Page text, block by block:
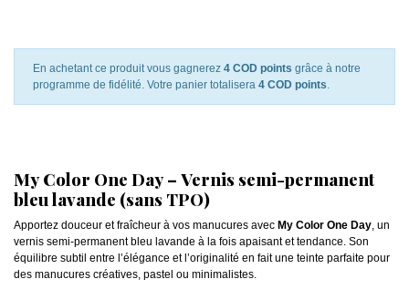
En achetant ce produit vous gagnerez 4 COD points grâce à notre
programme de fidélité. Votre panier totalisera 4 COD points.
My Color One Day – Vernis semi-permanent
bleu lavande (sans TPO)
Apportez douceur et fraîcheur à vos manucures avec My Color One Day, un
vernis semi-permanent bleu lavande à la fois apaisant et tendance. Son
équilibre subtil entre l’élégance et l’originalité en fait une teinte parfaite pour
des manucures créatives, pastel ou minimalistes.